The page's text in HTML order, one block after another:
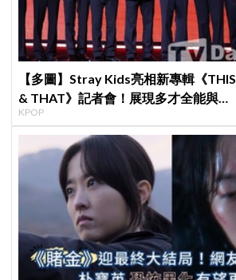
【多圖】Stray Kids亮相新專輯《THIS
& THAT》記者會！展現多才全能與滿
滿自信，預告「以熱治熱」炸裂夏日音
樂圈
KPOP